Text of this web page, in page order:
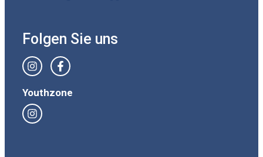
Folgen Sie uns
Youthzone